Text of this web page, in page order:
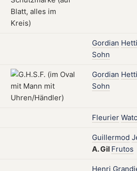
Gordian
Sohn
Gordian
Sohn
Fleurier
Guillermod
A.Gil Frutos
Henri